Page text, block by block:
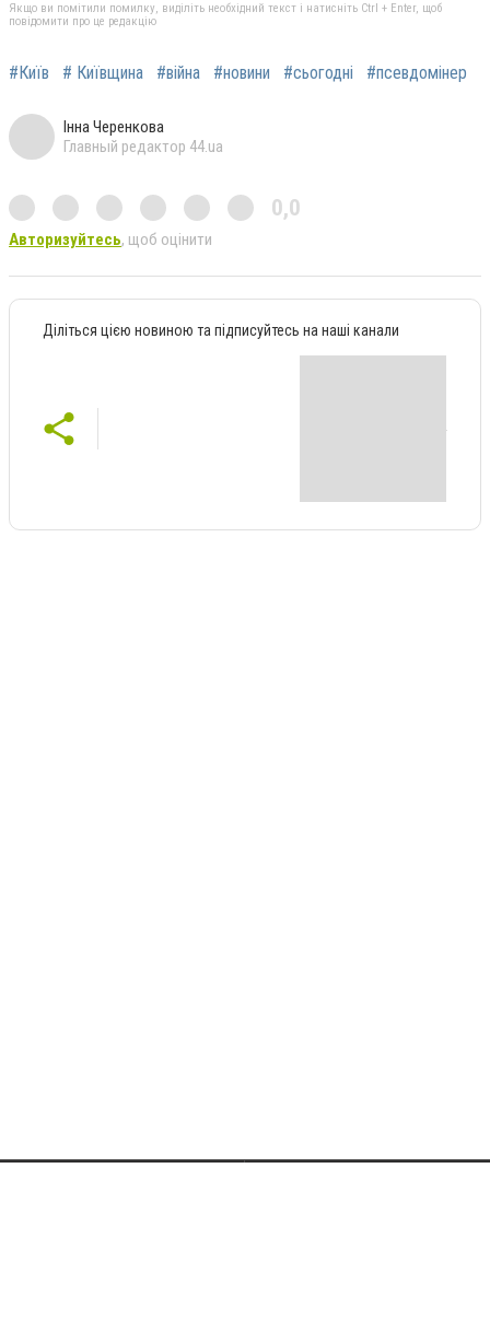
Якщо ви помітили помилку, виділіть необхідний текст і натисніть Ctrl + Enter, щоб
повідомити про це редакцію
#Київ # Київщина #війна #новини #сьогодні #псевдомінер
Інна Черенкова
Главный редактор 44.ua
0,0
Авторизуйтесь, щоб оцінити
Діліться цією новиною та підписуйтесь на наші канали